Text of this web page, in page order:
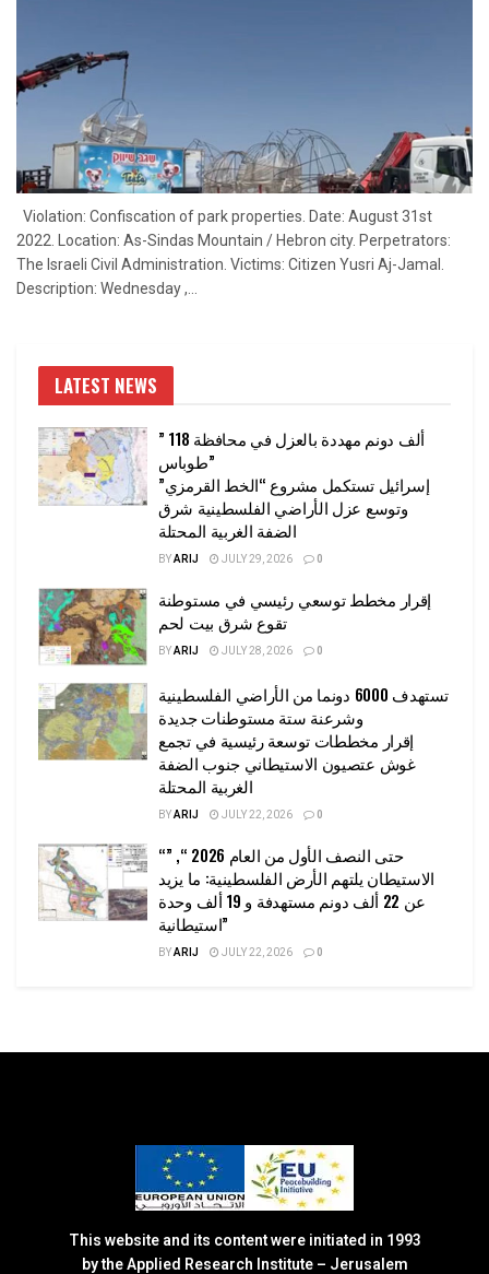
Violation: Confiscation of park properties. Date: August 31st
2022. Location: As-Sindas Mountain / Hebron city. Perpetrators:
The Israeli Civil Administration. Victims: Citizen Yusri Aj-Jamal.
Description: Wednesday ,...
LATEST NEWS
” 118 ألف دونم مهددة بالعزل في محافظة
طوباس”
إسرائيل تستكمل مشروع “الخط القرمزي”
وتوسع عزل الأراضي الفلسطينية شرق
الضفة الغربية المحتلة
BYARIJ JULY 29, 2026 0
إقرار مخطط توسعي رئيسي في مستوطنة
تقوع شرق بيت لحم
BYARIJ JULY 28, 2026 0
تستهدف 6000 دونما من الأراضي الفلسطينية
وشرعنة ستة مستوطنات جديدة
إقرار مخططات توسعة رئيسية في تجمع
غوش عتصيون الاستيطاني جنوب الضفة
الغربية المحتلة
BYARIJ JULY 22, 2026 0
“حتى النصف الأول من العام 2026 “, ”
الاستيطان يلتهم الأرض الفلسطينية: ما يزيد
عن 22 ألف دونم مستهدفة و 19 ألف وحدة
استيطانية”
BYARIJ JULY 22, 2026 0
This website and its content were initiated in 1993
by the Applied Research Institute – Jerusalem